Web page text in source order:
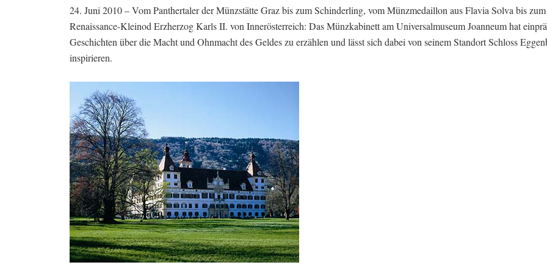
24. Juni 2010 – Vom Panthertaler der Münzstätte Graz bis zum Schinderling, vom Münzmedaillon aus Flavia Solva bis zum
Renaissance-Kleinod Erzherzog Karls II. von Innerösterreich: Das Münzkabinett am Universalmuseum Joanneum hat
Geschichten über die Macht und Ohnmacht des Geldes zu erzählen und lässt sich dabei von seinem Standort Schloss
inspirieren.